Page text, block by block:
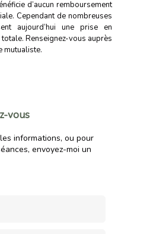
d’aucun remboursement
Cependant de nombreuses
aujourd’hui une prise en
Renseignez-vous auprès
mutualiste.
vous
informations, ou pour
envoyez-moi un